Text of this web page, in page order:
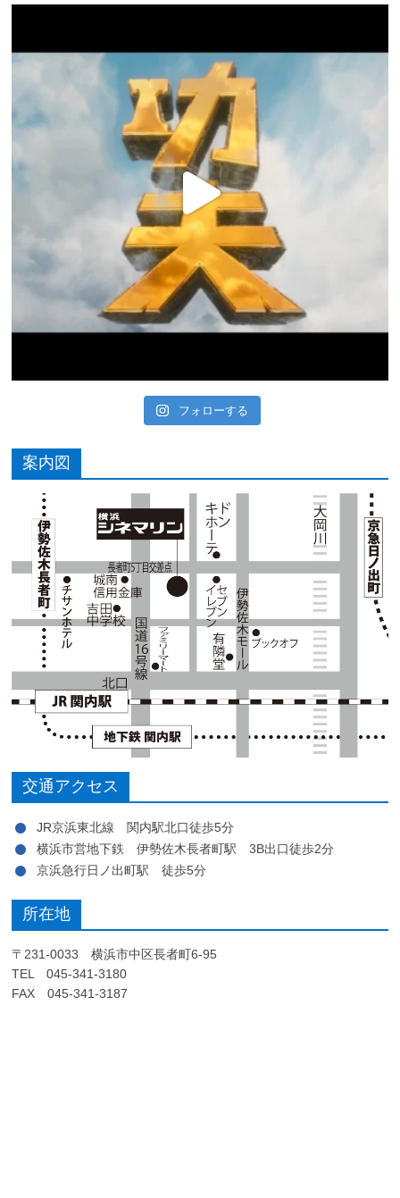
フォローする
案内図
交通アクセス
JR京浜東北線 関内駅北口徒歩5分
横浜市営地下鉄 伊勢佐木長者町駅 3B出口徒歩2分
京浜急行日ノ出町駅 徒歩5分
所在地
〒231-0033 横浜市中区長者町6-95
TEL 045-341-3180
FAX 045-341-3187